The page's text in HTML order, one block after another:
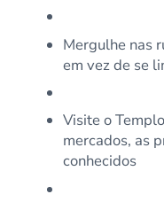
Mergulhe nas
em vez de se
Visite o
mercados, as
conhecidos